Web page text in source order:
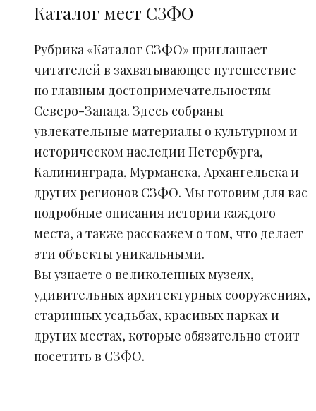
Каталог мест СЗФО
Рубрика «Каталог СЗФО» приглашает
читателей в захватывающее путешествие
по главным достопримечательностям
Северо-Запада. Здесь собраны
увлекательные материалы о культурном и
историческом наследии Петербурга,
Калининграда, Мурманска, Архангельска и
других регионов СЗФО. Мы готовим для вас
подробные описания истории каждого
места, а также расскажем о том, что делает
эти объекты уникальными.
Вы узнаете о великолепных музеях,
удивительных архитектурных сооружениях,
старинных усадьбах, красивых парках и
других местах, которые обязательно стоит
посетить в СЗФО.